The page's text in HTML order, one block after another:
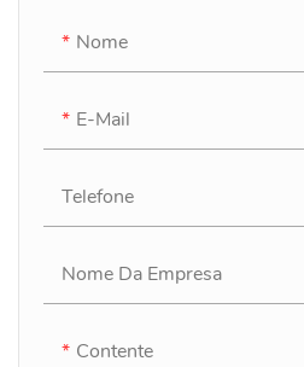
Nome
E-Mail
Telefone
Nome Da Empresa
Contente